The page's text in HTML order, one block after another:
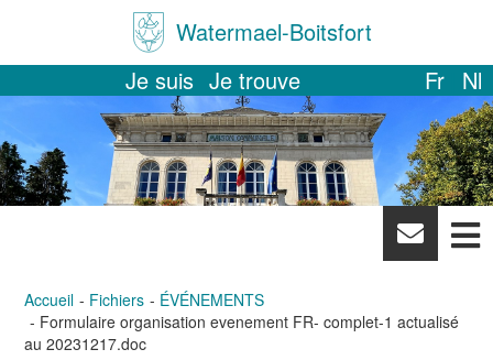
Watermael-Boitsfort
Je suis Je trouve Fr Nl
News
Accueil Fichiers
ÉVÉNEMENTS
Formulaire organisation evenement FR- complet-1 actualisé
au 20231217.doc